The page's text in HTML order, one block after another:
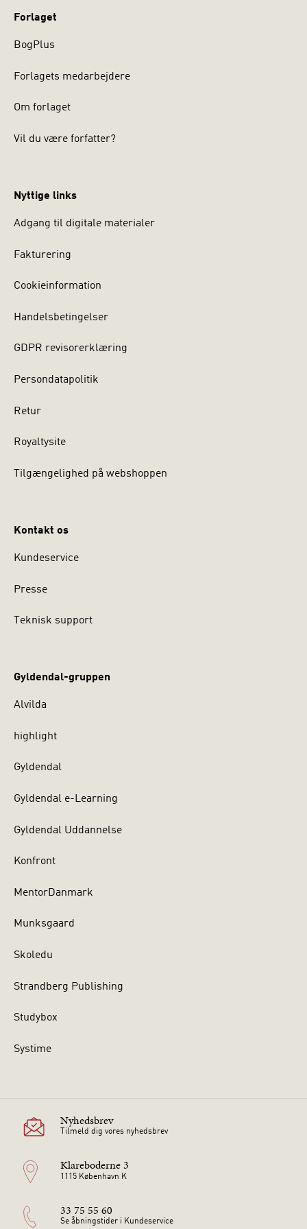
studerende ved Center for Videnskab og Tro,
Weber-centeret med Hartmut Rosa som vejleder
Forlaget
BogPlus
Forlagets medarbejdere
Om forlaget
Vil du være forfatter?
Nyttige links
Adgang til digitale materialer
Fakturering
Cookieinformation
Handelsbetingelser
GDPR revisorerklæring
Persondatapolitik
Retur
Royaltysite
Tilgængelighed på webshoppen
Kontakt os
Kundeservice
Presse
Teknisk support
Gyldendal-gruppen
Alvilda
highlight
Gyldendal
Gyldendal e-Learning
Gyldendal Uddannelse
Konfront
MentorDanmark
Munksgaard
Skoledu
Strandberg Publishing
Studybox
Systime
Nyhedsbrev
Tilmeld dig vores nyhedsbrev
Klareboderne 3
1115 København K
33 75 55 60
Se åbningstider i Kundeservice